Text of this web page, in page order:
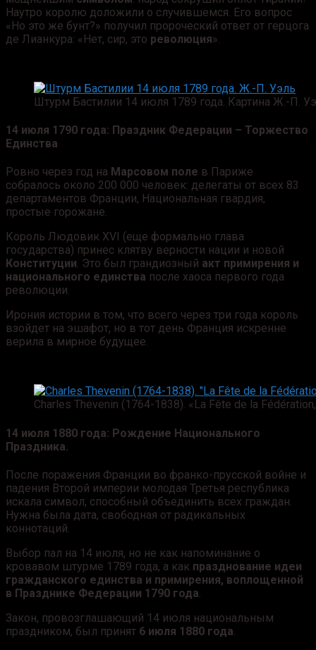
Наутро королю доложили о случившемся. Его вопрос
«Но это же бунт?» получил пророческий ответ от герцога
де Лианкура: «Нет, сир, это революция».
Штурм Бастилии 14 июля 1789 года. Картина Ж.-П.
14 июля 1790 года: Праздник Федерации – Торжество
Единства
Ровно через год на Марсовом поле в Париже
собралось около 200 000 человек: делегаты от всех 83
департаментов Франции, Национальная гвардия,
простые горожане.
Король Людовик XVI (еще формально глава
государства) принес клятву верности нации и новой
Конституции. Это был грандиозный акт примирения и
национального единства после хаоса первого года
революции.
Ирония истории в том, что всего через три года король
взойдет на эшафот, но в тот день Франция искренне
верила в мирное будущее.
Charles Thevenin (1764-1838). «La Fête de la
14 июля 1880 года: Рождение Национального
Праздника.
После поражения Франции во франко-прусской войне и
падения Второй империи молодая Третья республика
искала символ, способный объединить всех граждан.
Нужна была дата, свободная от радикальных
коннотаций.
Выбор пал на 14 июля, но не как напоминание о
кровавом штурме 1789 года, а как празднование идеи
гражданского единства и примирения, воплощенной
в Празднике Федерации 1790 года.
Закон, провозглашающий 14 июля национальным
праздником, был принят 6 июля 1880 года.